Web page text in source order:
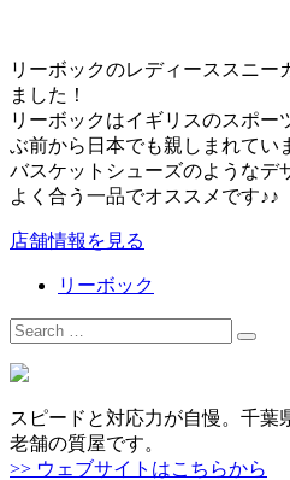
リーボックのレディーススニー
ました！
リーボックはイギリスのスポー
ぶ前から日本でも親しまれてい
バスケットシューズのようなデ
よく合う一品でオススメです♪♪
店舗情報を見る
リーボック
Search
for:
スピードと対応力が自慢。千葉
老舗の質屋です。
>> ウェブサイトはこちらから